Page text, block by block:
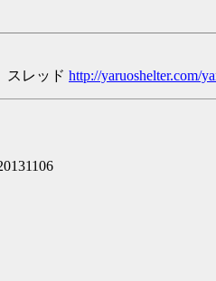
スレッド http://yaruoshelter.com/